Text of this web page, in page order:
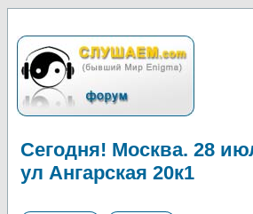
Сегодня! Москва. 28
ул Ангарская 20к1